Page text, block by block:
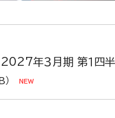
2027年３月期 第１四半